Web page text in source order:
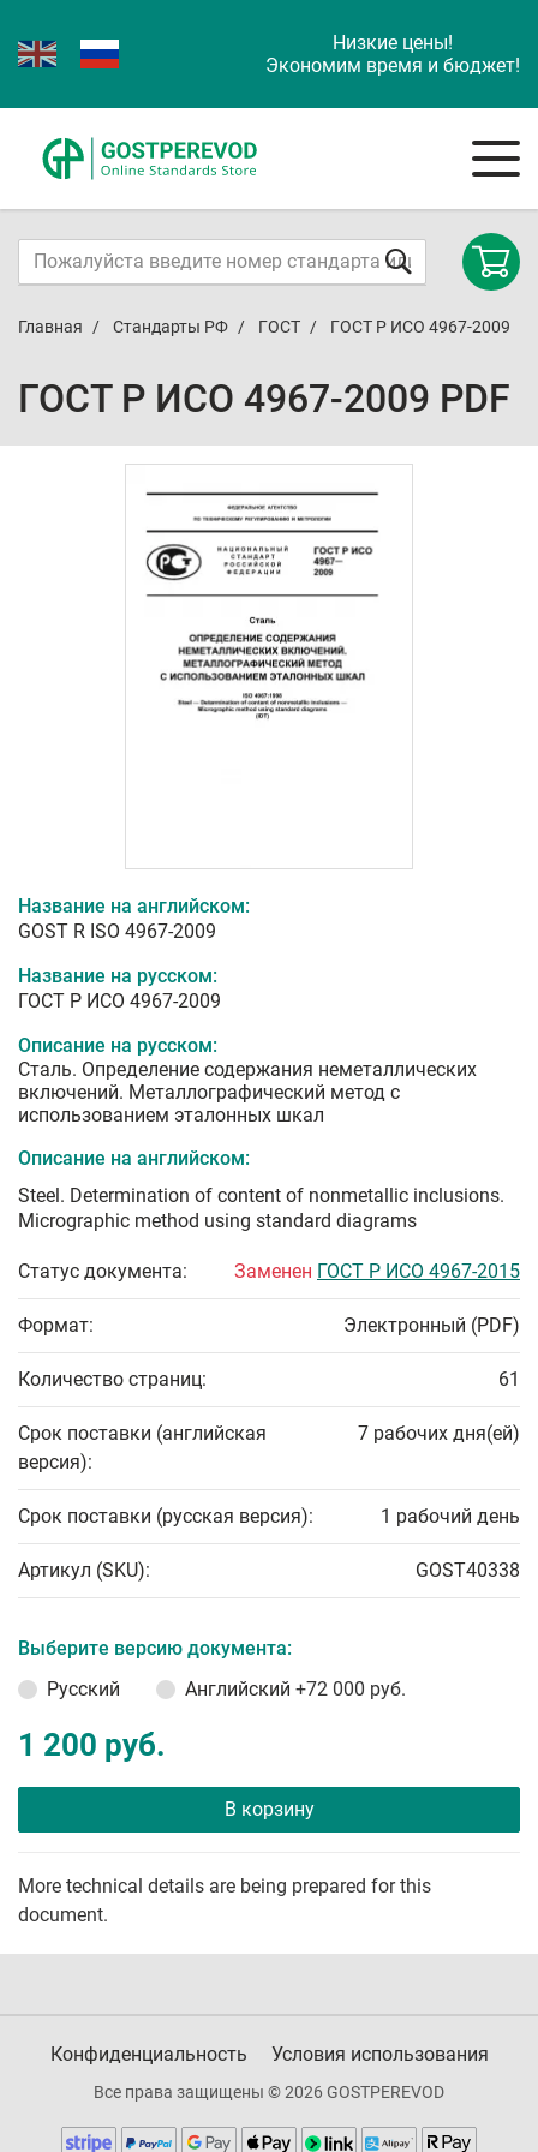
Низкие цены!
Экономим время и бюджет!
Главная Стандарты РФ ГОСТ ГОСТ Р ИСО 4967-2009
ГОСТ Р ИСО 4967-2009 PDF
Название на английском:
GOST R ISO 4967-2009
Название на русском:
ГОСТ Р ИСО 4967-2009
Описание на русском:
Сталь. Определение содержания неметаллических
включений. Металлографический метод с
использованием эталонных шкал
Описание на английском:
Steel. Determination of content of nonmetallic inclusions.
Micrographic method using standard diagrams
Статус документа: Заменен ГОСТ Р ИСО 4967-2015
Формат: Электронный (PDF)
Количество страниц: 61
Срок поставки (английская
версия):
7 рабочих дня(ей)
Срок поставки (русская версия): 1 рабочий день
Артикул (SKU): GOST40338
Выберите версию документа:
Русский
Английский +72 000 руб.
1 200 руб.
В корзину
More technical details are being prepared for this
document.
Конфиденциальность Условия использования
Все права защищены © 2026 GOSTPEREVOD